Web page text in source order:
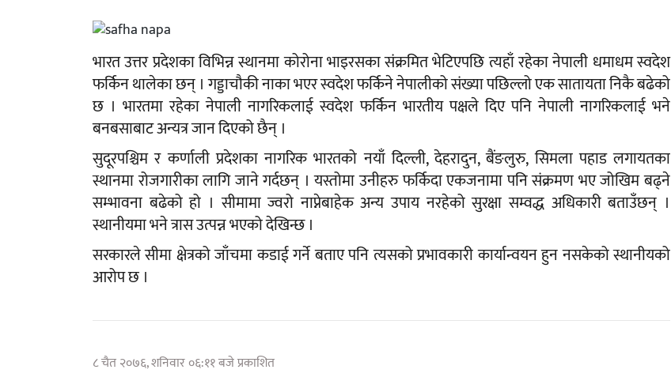
भारत उत्तर प्रदेशका विभिन्न स्थानमा कोरोना भाइरसका संक्रमित भेटिएपछि त्यहाँ रहेका नेपाली धमाधम स्वदेश
फर्किन थालेका छन् । गड्डाचौकी नाका भएर स्वदेश फर्किने नेपालीको संख्या पछिल्लो एक सातायता निकै बढेको
छ । भारतमा रहेका नेपाली नागरिकलाई स्वदेश फर्किन भारतीय पक्षले दिए पनि नेपाली नागरिकलाई भने
बनबसाबाट अन्यत्र जान दिएको छैन् ।
सुदूरपश्चिम र कर्णाली प्रदेशका नागरिक भारतको नयाँ दिल्ली, देहरादुन, बैंङलुरु, सिमला पहाड लगायतका
स्थानमा रोजगारीका लागि जाने गर्दछन् । यस्तोमा उनीहरु फर्किदा एकजनामा पनि संक्रमण भए जोखिम बढ्ने
सम्भावना बढेको हो । सीमामा ज्वरो नाप्नेबाहेक अन्य उपाय नरहेको सुरक्षा सम्वद्ध अधिकारी बताउँछन् ।
स्थानीयमा भने त्रास उत्पन्न भएको देखिन्छ ।
सरकारले सीमा क्षेत्रको जाँचमा कडाई गर्ने बताए पनि त्यसको प्रभावकारी कार्यान्वयन हुन नसकेको स्थानीयको
आरोप छ ।
८ चैत २०७६, शनिवार ०६:११ बजे प्रकाशित